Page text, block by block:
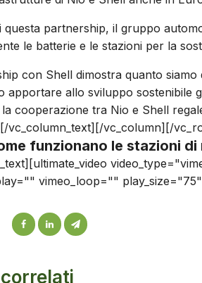
questa partnership, il gruppo
le batterie e le stazioni per la
con Shell dimostra quanto
apportare allo sviluppo sostenibile
cooperazione tra Nio e Shell
vc_column_text][/vc_column][/
funzionano le stazioni
vimeo_loop=""